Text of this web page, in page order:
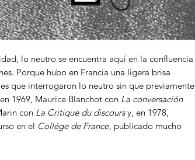
lo neutro se encuentra aquí en la confluencia
Porque hubo en Francia una ligera brisa
que interrogaron lo neutro sin que previamente
1969, Maurice Blanchot con La conversación
con La Critique du discoursy, en 1978,
en el Collége de France, publicado mucho